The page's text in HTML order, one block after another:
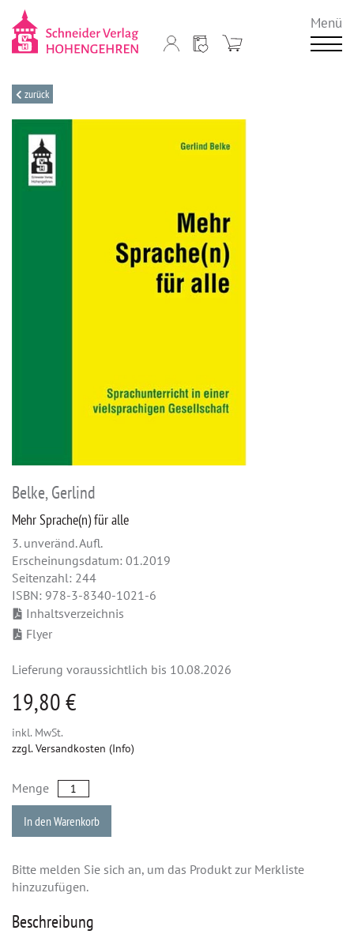
Menü
zurück
Belke, Gerlind
Mehr Sprache(n) für alle
3. unveränd. Aufl.
Erscheinungsdatum: 01.2019
Seitenzahl: 244
ISBN: 978-3-8340-1021-6
Inhaltsverzeichnis
Flyer
Lieferung voraussichtlich bis 10.08.2026
19,80 €
inkl. MwSt.
zzgl. Versandkosten (Info)
Menge
In den Warenkorb
Bitte melden Sie sich an, um das Produkt zur Merkliste
hinzuzufügen.
Beschreibung